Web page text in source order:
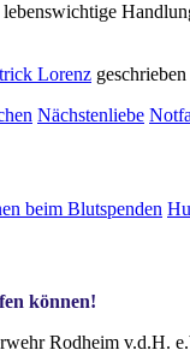
Lorenz
Nächstenliebe
beim Blutspenden
können!
Rodheim v.d.H.